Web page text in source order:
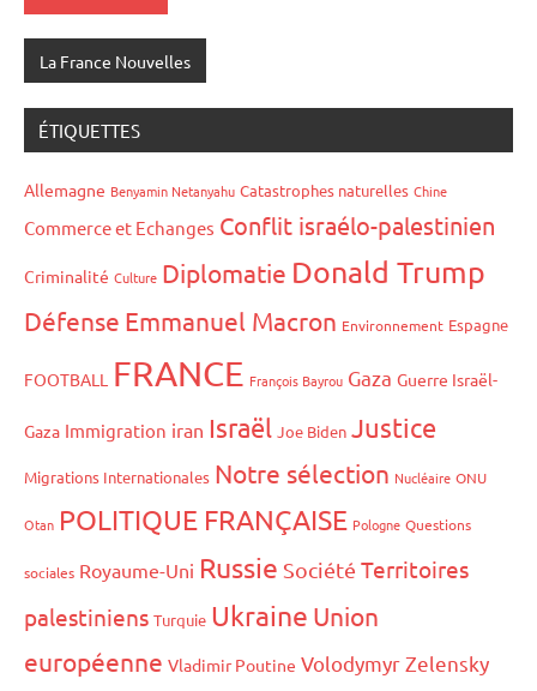
La France Nouvelles
ÉTIQUETTES
Allemagne Benyamin Netanyahu Catastrophes naturelles Chine
Commerce et Echanges Conflit israélo-palestinien
Criminalité Culture Diplomatie Donald Trump
Défense Emmanuel Macron Environnement Espagne
FOOTBALL FRANCE François Bayrou Gaza Guerre Israël-
Gaza Immigration iran Israël Joe Biden Justice
Migrations Internationales Notre sélection Nucléaire ONU
Otan POLITIQUE FRANÇAISE Pologne Questions
sociales Royaume-Uni Russie Société Territoires
palestiniens Turquie Ukraine Union
européenne Vladimir Poutine Volodymyr Zelensky